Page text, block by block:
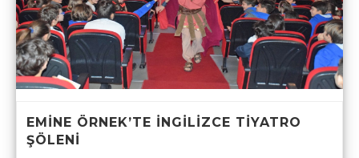
EMİNE ÖRNEK’TE İNGİLİZCE TİYATRO
ŞÖLENİ